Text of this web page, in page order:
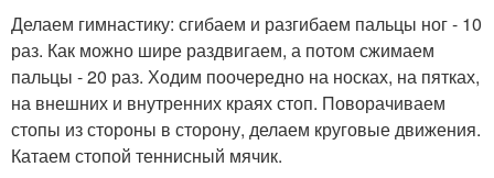
Делаем гимнастику: сгибаем и разгибаем пальцы ног - 10
раз. Как можно шире раздвигаем, а потом сжимаем
пальцы - 20 раз. Ходим поочередно на носках, на пятках,
на внешних и внутренних краях стоп. Поворачиваем
стопы из стороны в сторону, делаем круговые движения.
Катаем стопой теннисный мячик.